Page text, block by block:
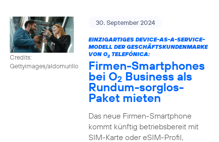
Credits:
Gettyimages/aldomurillo
30. September 2024
EINZIGARTIGES DEVICE-AS-A-SERVICE-
MODELL DER GESCHÄFTSKUNDENMARKE
VON O2TELEFÓNICA:
Firmen-Smartphones
bei O2 Business als
Rundum-sorglos-
Paket mieten
Das neue Firmen-Smartphone
kommt künftig betriebsbereit mit
SIM-Karte oder eSIM-Profil,